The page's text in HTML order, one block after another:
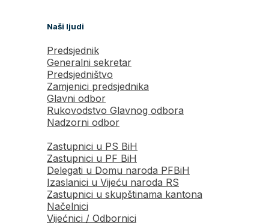
Naši ljudi
Predsjednik
Generalni sekretar
Predsjedništvo
Zamjenici predsjednika
Glavni odbor
Rukovodstvo Glavnog odbora
Nadzorni odbor
Zastupnici u PS BiH
Zastupnici u PF BiH
Delegati u Domu naroda PFBiH
Izaslanici u Vijeću naroda RS
Zastupnici u skupštinama kantona
Načelnici
Vijećnici / Odbornici